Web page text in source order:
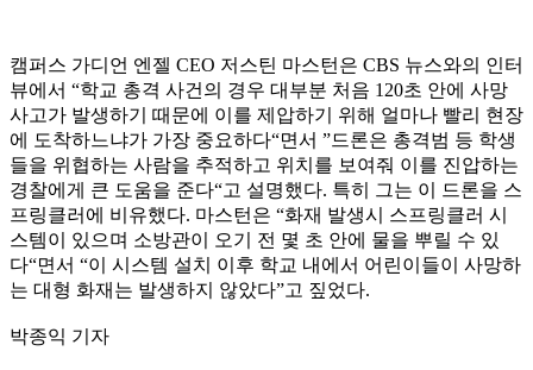
캠퍼스 가디언 엔젤 CEO 저스틴 마스턴은 CBS 뉴스와의 인터
뷰에서 “학교 총격 사건의 경우 대부분 처음 120초 안에 사망
사고가 발생하기 때문에 이를 제압하기 위해 얼마나 빨리 현장
에 도착하느냐가 가장 중요하다“면서 ”드론은 총격범 등 학생
들을 위협하는 사람을 추적하고 위치를 보여줘 이를 진압하는
경찰에게 큰 도움을 준다“고 설명했다. 특히 그는 이 드론을 스
프링클러에 비유했다. 마스턴은 “화재 발생시 스프링클러 시
스템이 있으며 소방관이 오기 전 몇 초 안에 물을 뿌릴 수 있
다“면서 “이 시스템 설치 이후 학교 내에서 어린이들이 사망하
는 대형 화재는 발생하지 않았다”고 짚었다.
박종익 기자